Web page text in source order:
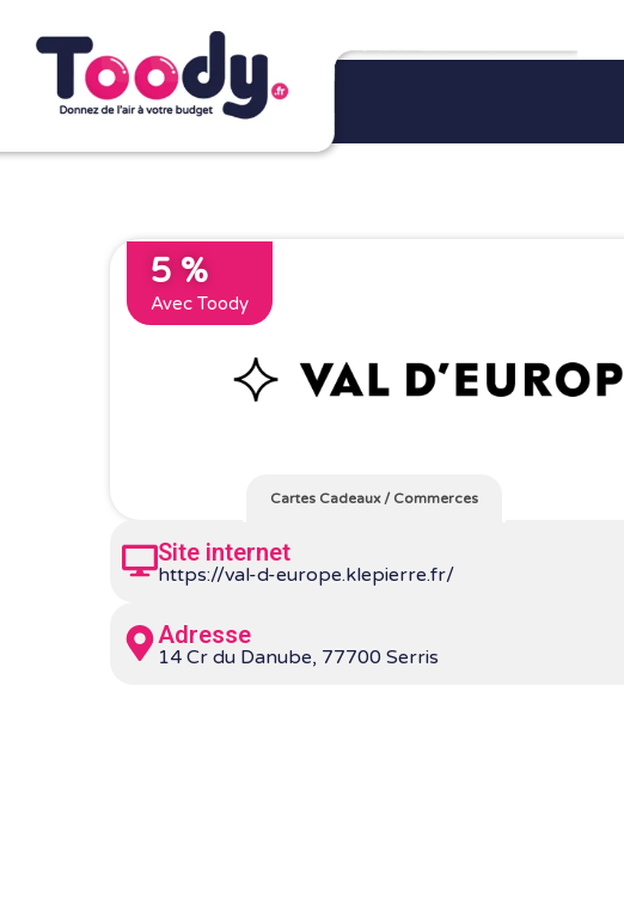
5 %
Avec Toody
Cartes Cadeaux/ Commerces
Site internet
https://val-d-europe.klepierre.fr/
Adresse
14 Cr du Danube, 77700 Serris